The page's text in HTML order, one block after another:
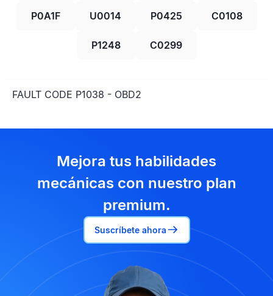
P0A1F U0014 P0425 C0108
P1248 C0299
FAULT CODE P1038 - OBD2
Mejora tus habilidades
mecánicas con nuestro plan
premium.
Suscríbete ahora